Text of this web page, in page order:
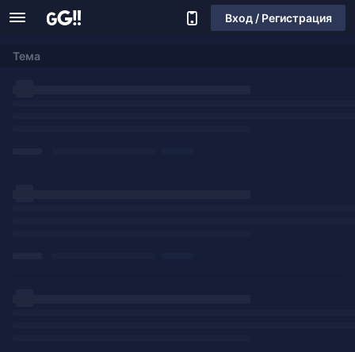
Вход / Регистрация
Тема